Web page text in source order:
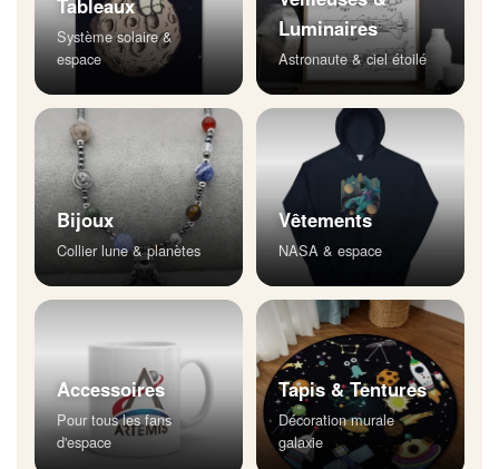
Système solaire &
espace
Luminaires
Astronaute & ciel étoilé
Bijoux
Collier lune & planètes
Vêtements
NASA & espace
Accessoires
Pour tous les fans
d'espace
Tapis & Tentures
Décoration murale
galaxie